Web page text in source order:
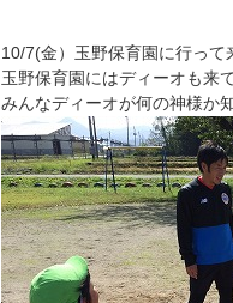
10/7(金）玉野保育園に行って
玉野保育園にはディーオも来
みんなディーオが何の神様か